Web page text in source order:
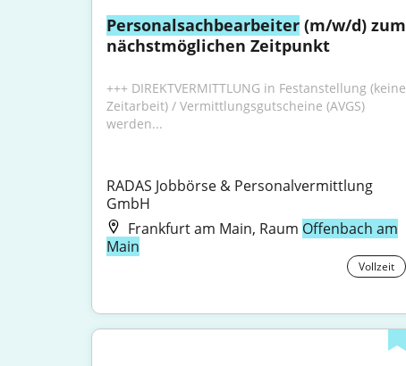
Personalsachbearbeiter (m/w/d) zum
nächstmöglichen Zeitpunkt
+++ DIREKTVERMITTLUNG in Festanstellung (keine
Zeitarbeit) / Vermittlungsgutscheine (AVGS)
werden...
RADAS Jobbörse & Personalvermittlung
GmbH
Frankfurt am Main, Raum Offenbach am
Main
Vollzeit